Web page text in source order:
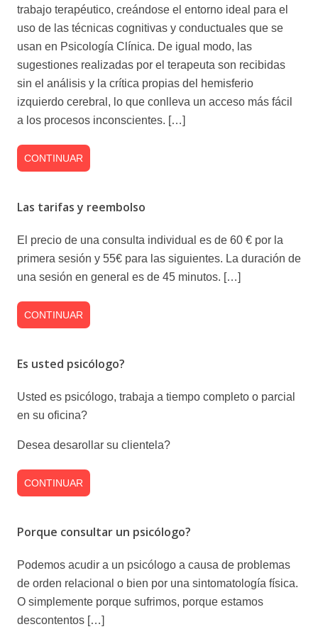
trabajo terapéutico, creándose el entorno ideal para el
uso de las técnicas cognitivas y conductuales que se
usan en Psicología Clínica. De igual modo, las
sugestiones realizadas por el terapeuta son recibidas
sin el análisis y la crítica propias del hemisferio
izquierdo cerebral, lo que conlleva un acceso más fácil
a los procesos inconscientes. […]
CONTINUAR
Las tarifas y reembolso
El precio de una consulta individual es de 60 € por la
primera sesión y 55€ para las siguientes. La duración de
una sesión en general es de 45 minutos. […]
CONTINUAR
Es usted psicólogo?
Usted es psicólogo, trabaja a tiempo completo o parcial
en su oficina?
Desea desarollar su clientela?
CONTINUAR
Porque consultar un psicólogo?
Podemos acudir a un psicólogo a causa de problemas
de orden relacional o bien por una sintomatología física.
O simplemente porque sufrimos, porque estamos
descontentos […]